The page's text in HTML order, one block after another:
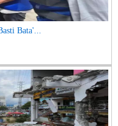
Bata'...